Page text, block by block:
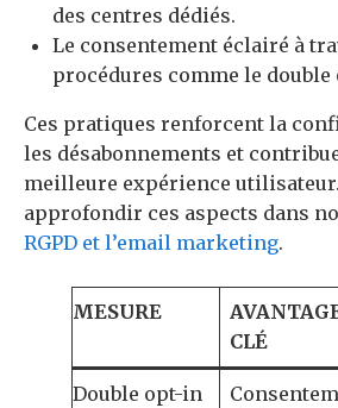
des centres dédiés.
Le consentement éclairé à
procédures comme le double
Ces pratiques renforcent la
les désabonnements et
meilleure expérience
approfondir ces aspects dans
RGPD et l’email marketing.
MESURE
CLÉ
Double opt-in